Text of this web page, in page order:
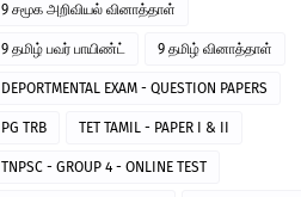
9 சமூக அறிவியல் வினாத்தாள்
9 தமிழ் பவர் பாயிண்ட் 9 தமிழ் வினாத்தாள்
DEPORTMENTAL EXAM - QUESTION PAPERS
PG TRB TET TAMIL - PAPER I & II
TNPSC - GROUP 4 - ONLINE TEST